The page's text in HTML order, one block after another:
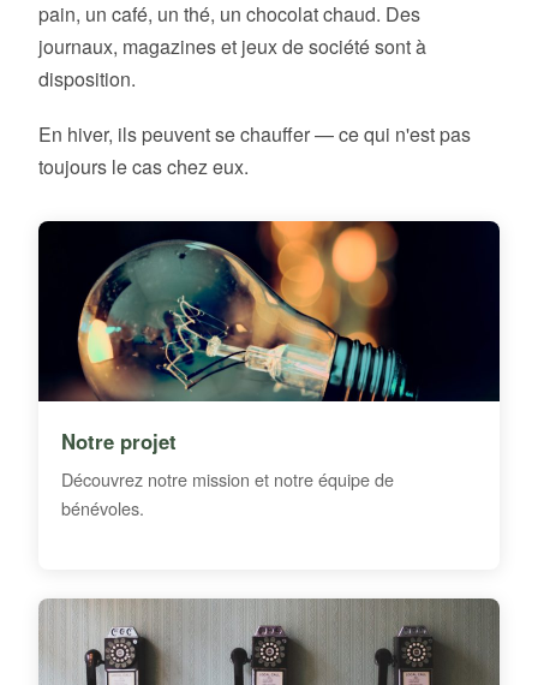
pain, un café, un thé, un chocolat chaud. Des
journaux, magazines et jeux de société sont à
disposition.
En hiver, ils peuvent se chauffer — ce qui n'est pas
toujours le cas chez eux.
Notre projet
Découvrez notre mission et notre équipe de
bénévoles.